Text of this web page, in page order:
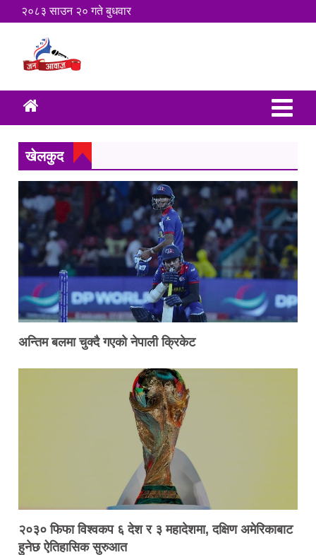
२०८३ साउन २० गते बुधवार
खेलकुद
अन्तिम बलमा चुक्दै गएको नेपाली क्रिकेट
२०३० फिफा विश्वकप ६ देश र ३ महादेशमा, दक्षिण अमेरिकाबाट
हुनेछ ऐतिहासिक सुरुआत